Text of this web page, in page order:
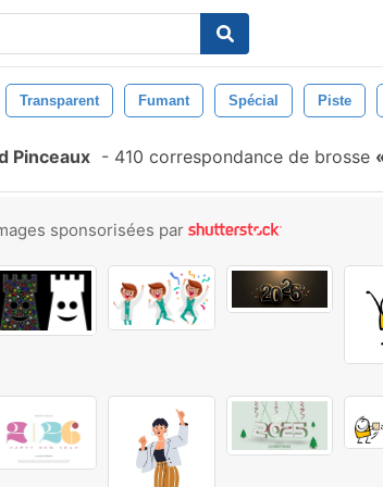
Transparent Fumant Spécial Piste
Pinceaux - 410 correspondance de brosse
sponsorisées par